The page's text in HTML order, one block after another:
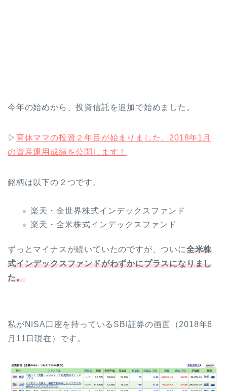
今年の始めから、投資信託を追加で始めました。
▷ 育休ママの投資２年目が始まりました。2018年1月
の資産運用成績を公開します！
銘柄は以下の２つです。
楽天・全世界株式インデックスファンド
楽天・全米株式インデックスファンド
ずっとマイナスが続いていたのですが、ついに全米株
式インデックスファンドがわずかにプラスになりまし
た。
私がNISA口座を持っているSBI証券の画面（2018年6
月11日現在）です。